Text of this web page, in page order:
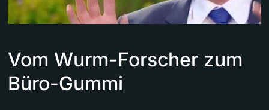
Vom Wurm-Forscher zum
Büro-Gummi